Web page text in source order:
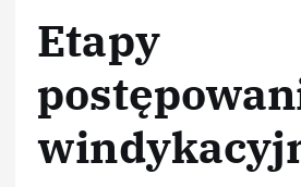
Etapy